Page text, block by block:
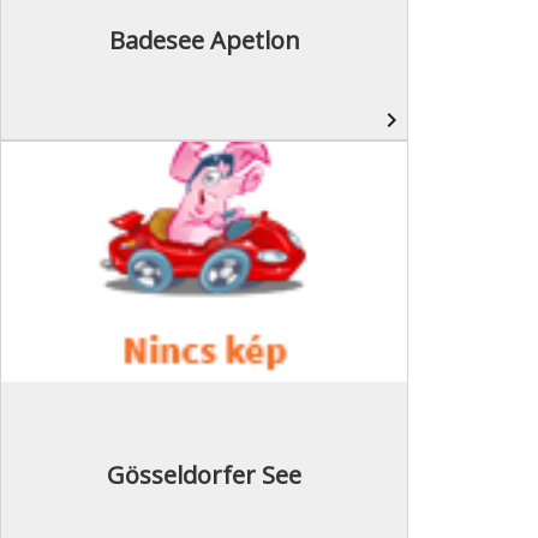
Badesee Apetlon
navigate_next
Gösseldorfer See